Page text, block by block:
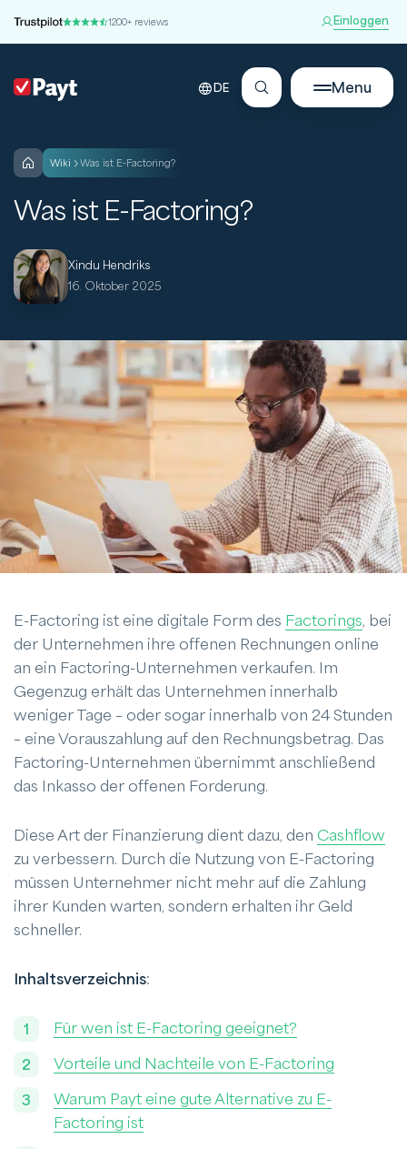
1200+ reviews Einloggen
DE Menu
wiki Was ist E-Factoring?
Was ist E-Factoring?
Xindu Hendriks
16. Oktober 2025
E-Factoring ist eine digitale Form des Factorings, bei
der Unternehmen ihre offenen Rechnungen online
an ein Factoring-Unternehmen verkaufen. Im
Gegenzug erhält das Unternehmen innerhalb
weniger Tage – oder sogar innerhalb von 24 Stunden
– eine Vorauszahlung auf den Rechnungsbetrag. Das
Factoring-Unternehmen übernimmt anschließend
das Inkasso der offenen Forderung.
Diese Art der Finanzierung dient dazu, den Cashflow
zu verbessern. Durch die Nutzung von E-Factoring
müssen Unternehmer nicht mehr auf die Zahlung
ihrer Kunden warten, sondern erhalten ihr Geld
schneller.
Inhaltsverzeichnis:
Für wen ist E-Factoring geeignet?
Vorteile und Nachteile von E-Factoring
Warum Payt eine gute Alternative zu E-
Factoring ist